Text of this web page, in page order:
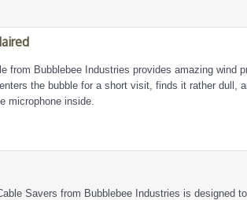
from Bubblebee Industries provides amazing wind
the bubble for a short visit, finds it rather dull,
microphone inside.
Savers from Bubblebee Industries is designed